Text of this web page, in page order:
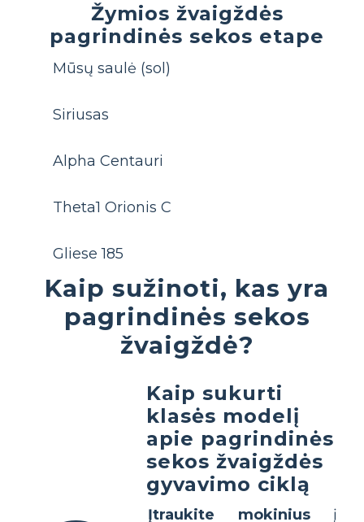
Žymios žvaigždės
pagrindinės sekos etape
Mūsų saulė (sol)
Siriusas
Alpha Centauri
Theta1 Orionis C
Gliese 185
Kaip sužinoti, kas yra
pagrindinės sekos
žvaigždė?
Kaip sukurti
klasės modelį
apie pagrindinės
sekos žvaigždės
gyvavimo ciklą
Įtraukite mokiniusį